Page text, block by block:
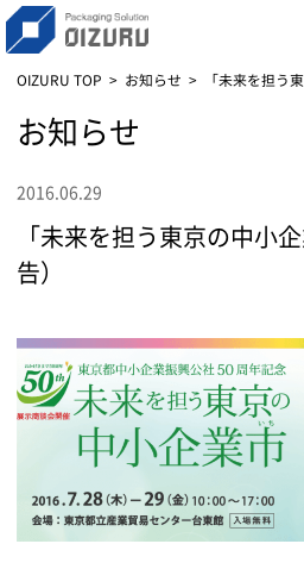
OIZURU TOP お知らせ 「未来を担う
お知らせ
2016.06.29
「未来を担う東京の中小
告）